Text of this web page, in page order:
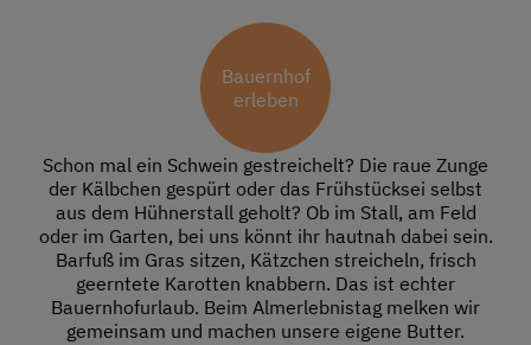
Bauernhof
erleben
Schon mal ein Schwein gestreichelt? Die raue Zunge
der Kälbchen gespürt oder das Frühstücksei selbst
aus dem Hühnerstall geholt? Ob im Stall, am Feld
oder im Garten, bei uns könnt ihr hautnah dabei sein.
Barfuß im Gras sitzen, Kätzchen streicheln, frisch
geerntete Karotten knabbern. Das ist echter
Bauernhofurlaub. Beim Almerlebnistag melken wir
gemeinsam und machen unsere eigene Butter.